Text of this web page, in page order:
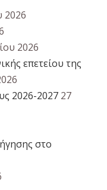
2026
2026
επετείου της
2026-2027 27
στο